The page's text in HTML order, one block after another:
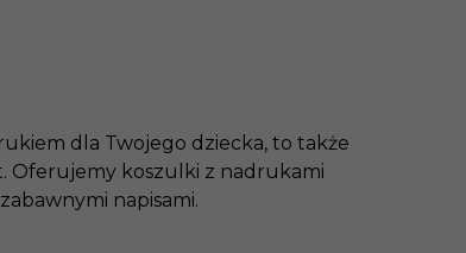
dla Twojego dziecka, to także
Oferujemy koszulki z nadrukami
napisami.